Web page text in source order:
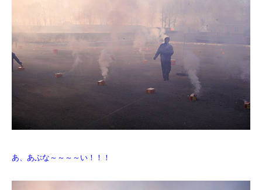
あ、あぶな～～～～い！！！